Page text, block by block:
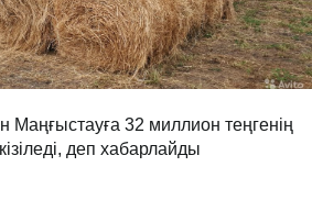
Маңғыстауға 32 миллион теңгенің
деп хабарлайды